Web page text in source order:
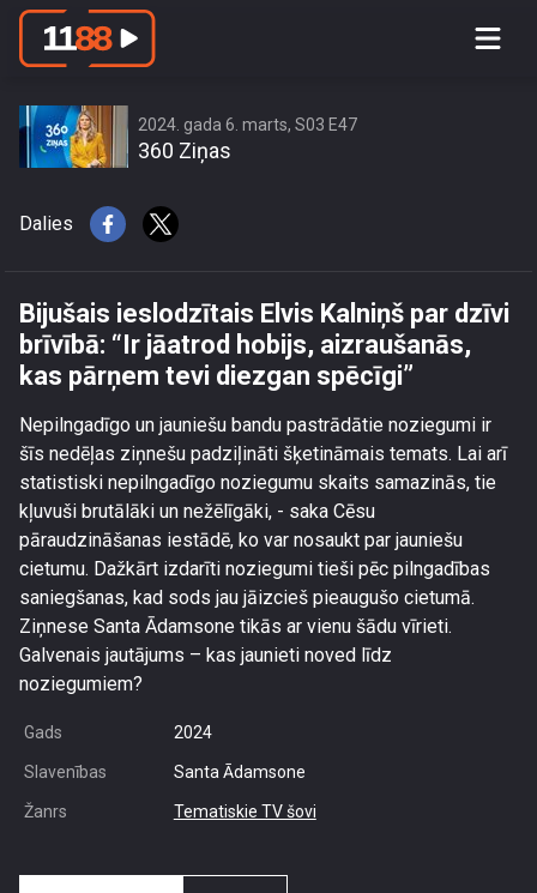
Bijušais ieslodzītais Elvis Kalniņš par
dzīvi brīvībā: “Ir jāatrod hobijs,
spēcīgi”
2024. gada 6. marts, S03 E47
360 Ziņas
Dalies
Bijušais ieslodzītais Elvis Kalniņš par dzīvi
brīvībā: “Ir jāatrod hobijs, aizraušanās,
kas pārņem tevi diezgan spēcīgi”
Nepilngadīgo un jauniešu bandu pastrādātie noziegumi ir
šīs nedēļas ziņnešu padziļināti šķetināmais temats. Lai arī
statistiski nepilngadīgo noziegumu skaits samazinās, tie
kļuvuši brutālāki un nežēlīgāki, - saka Cēsu
pāraudzināšanas iestādē, ko var nosaukt par jauniešu
cietumu. Dažkārt izdarīti noziegumi tieši pēc pilngadības
saniegšanas, kad sods jau jāizcieš pieaugušo cietumā.
Ziņnese Santa Ādamsone tikās ar vienu šādu vīrieti.
Galvenais jautājums – kas jaunieti noved līdz
noziegumiem?
Gads 2024
Slavenības Santa Ādamsone
Žanrs Tematiskie TV šovi